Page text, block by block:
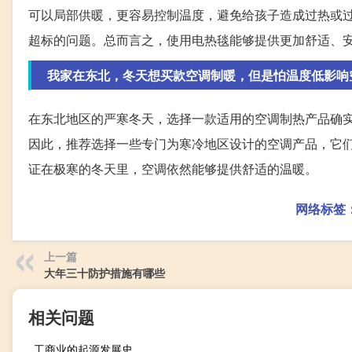
可以局部供暖，更容易控制温度，避免给孩子造成过热
超标的问题。总而言之，使用电热毯能够提供更加舒适、
我家在东北，冬天想买款空调制暖，但是怕温度低影
在东北地区的严寒冬天，选择一款适用的空调制热产品
因此，推荐选择一些专门为寒冷地区设计的空调产品，
证在极寒的冬天里，空调依然能够提供舒适的温暖。
网络标签
上一篇
大年三十防护措施有哪些
相关问题
工商业的起源发展史